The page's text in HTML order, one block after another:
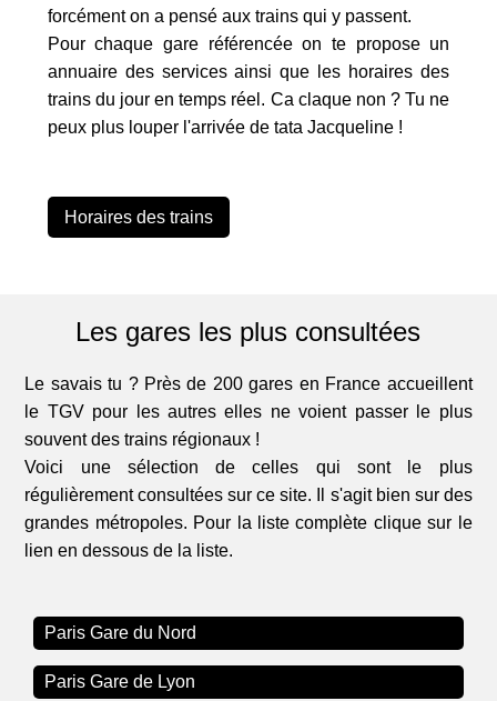
forcément on a pensé aux trains qui y passent.
Pour chaque gare référencée on te propose un
annuaire des services ainsi que les horaires des
trains du jour en temps réel. Ca claque non ? Tu ne
peux plus louper l'arrivée de tata Jacqueline !
Horaires des trains
Les gares les plus consultées
Le savais tu ? Près de 200 gares en France accueillent
le TGV pour les autres elles ne voient passer le plus
souvent des trains régionaux !
Voici une sélection de celles qui sont le plus
régulièrement consultées sur ce site. Il s'agit bien sur des
grandes métropoles. Pour la liste complète clique sur le
lien en dessous de la liste.
Paris Gare du Nord
Paris Gare de Lyon